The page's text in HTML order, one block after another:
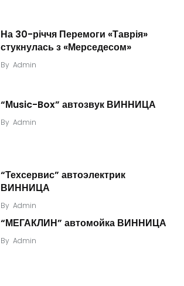
На 30-річчя Перемоги «Таврія»
стукнулась з «Мерседесом»
By Admin
“Мusic-Box” автозвук ВИННИЦА
By Admin
“Техсервис” автоэлектрик
ВИННИЦА
By Admin
“МЕГАКЛИН” автомойка ВИННИЦА
By Admin